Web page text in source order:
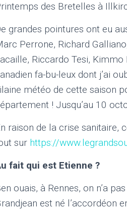
des Bretelles à
grandes pointures ont eu
Perrone, Richard
Riccardo Tesi, Kimmo
fa-bu-leux dont j’ai
météo de cette saison
! Jusqu’au 10
raison de la crise sanitaire,
sur https://
fait qui est Etienne ?
ouais, à Rennes, on n’a
est né l’accordéon